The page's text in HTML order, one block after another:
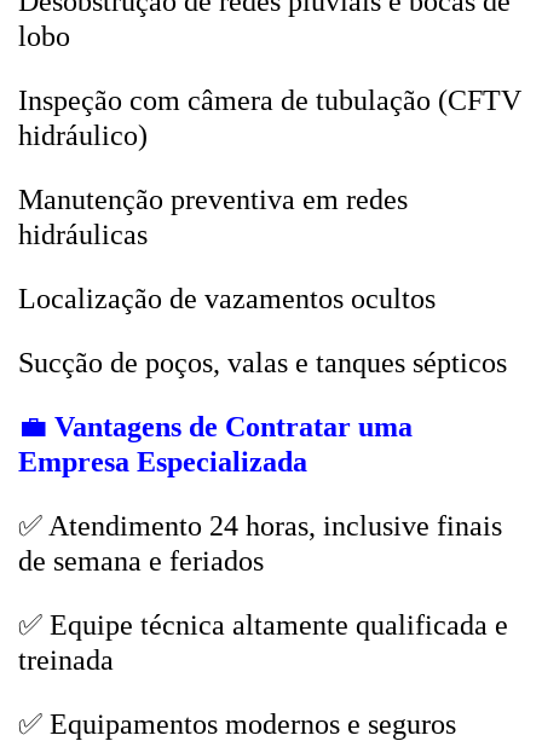
lobo
Inspeção com câmera de tubulação (CFTV
hidráulico)
Manutenção preventiva em redes
hidráulicas
Localização de vazamentos ocultos
Sucção de poços, valas e tanques sépticos
💼 Vantagens de Contratar uma
Empresa Especializada
✅ Atendimento 24 horas, inclusive finais
de semana e feriados
✅ Equipe técnica altamente qualificada e
treinada
✅ Equipamentos modernos e seguros